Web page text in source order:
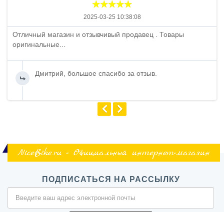
2025-03-25 10:38:08
Отличный магазин и отзывчивый продавец . Товары
оригинальные...
Дмитрий, большое спасибо за отзыв.
NiceBike.ru - Официальный интернет-магазин
ПОДПИСАТЬСЯ НА РАССЫЛКУ